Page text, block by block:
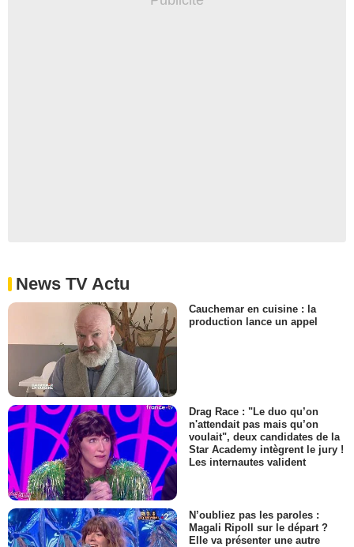
News TV Actu
Cauchemar en cuisine : la
production lance un appel
Drag Race : "Le duo qu’on
n'attendait pas mais qu’on
voulait", deux candidates de la
Star Academy intègrent le jury !
Les internautes valident
N’oubliez pas les paroles :
Magali Ripoll sur le départ ?
Elle va présenter une autre